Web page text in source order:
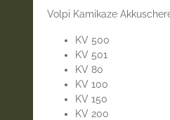
Volpi Kamikaze
KV 500
KV 501
KV 80
KV 100
KV 150
KV 200